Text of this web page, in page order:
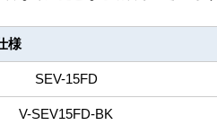
様
SEV-15FD
V-SEV15FD-BK